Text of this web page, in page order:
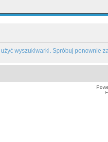
wyszukiwarki. Spróbuj ponownie